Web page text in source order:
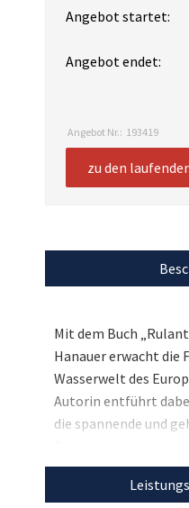
Angebot startet:
Angebot endet:
Angebot Nr.: 193419
zu den
Mit dem Buch
Hanauer erwacht die
Wasserwelt des
Autorin entführt
die spannende und
Rulantica und
Lesereise. Und bei
Ausgabe unter dem